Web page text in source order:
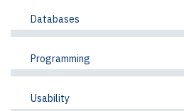
Databases
Programming
Usability